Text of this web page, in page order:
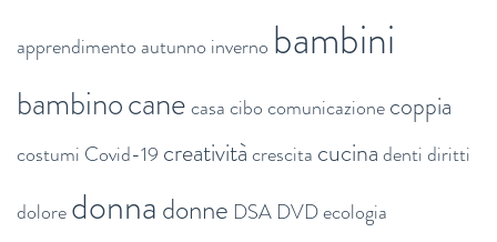
apprendimento autunno inverno bambini
bambinocanecasacibocomunicazionecoppia
costumi Covid-19 creativitàcrescita cucinadentidiritti
doloredonnadonne DSA DVDecologia